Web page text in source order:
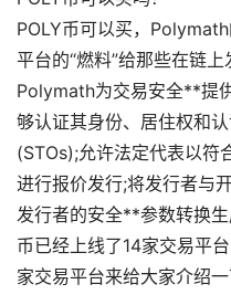
POLY币可以买，
平台的“燃料”给那些在链上
Polymath为交易安全**提
够认证其身份、居住权和
(STOs);允许法定代表以符
进行报价发行;将发行者与
发行者的安全**参数转换
币已经上线了14家交易平
家交易平台来给大家介绍一